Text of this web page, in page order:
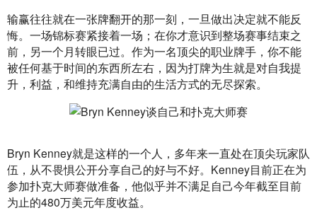
输赢往往就在一张牌翻开的那一刻，一旦做出决定就不能反
悔。一场锦标赛紧接着一场；在你才意识到整场赛事结束之
前，另一个月转眼已过。作为一名顶尖的职业牌手，你不能
被任何基于时间的东西所左右，因为打牌为生就是对自我提
升，利益，和维持充满自由的生活方式的无尽探索。
Bryn Kenney就是这样的一个人，多年来一直处在顶尖玩家队
伍，从不畏惧公开分享自己的好与不好。Kenney目前正在为
参加扑克大师赛做准备，他似乎并不满足自己今年截至目前
为止的480万美元年度收益。